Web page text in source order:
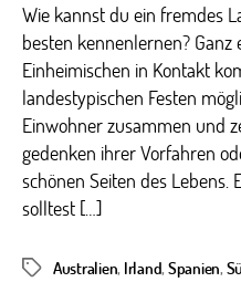
Wie kannst du ein fremdes
besten kennenlernen?
Einheimischen in Kontakt
landestypischen Festen
Einwohner zusammen und
gedenken ihrer Vorfahren
schönen Seiten des Lebens.
solltest […]
Schlagwörter
Australien, Irland, Spanien,